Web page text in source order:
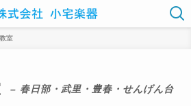
室
– 春日部・武里・豊春・せんげん台